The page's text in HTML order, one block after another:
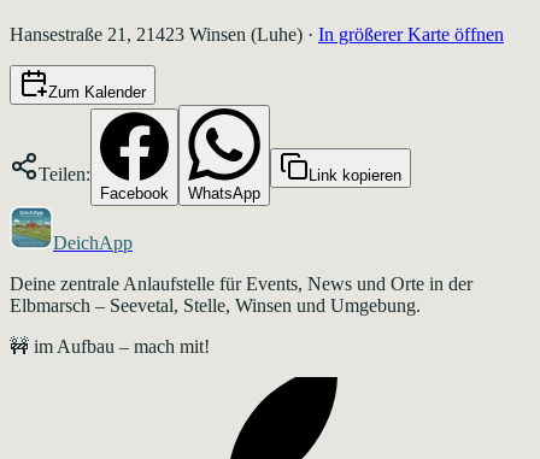
Hansestraße 21, 21423 Winsen (Luhe) · In größerer Karte öffnen
Zum Kalender
Teilen:
Facebook WhatsApp
Link kopieren
DeichApp
Deine zentrale Anlaufstelle für Events, News und Orte in der
Elbmarsch – Seevetal, Stelle, Winsen und Umgebung.
🚧 im Aufbau – mach mit!